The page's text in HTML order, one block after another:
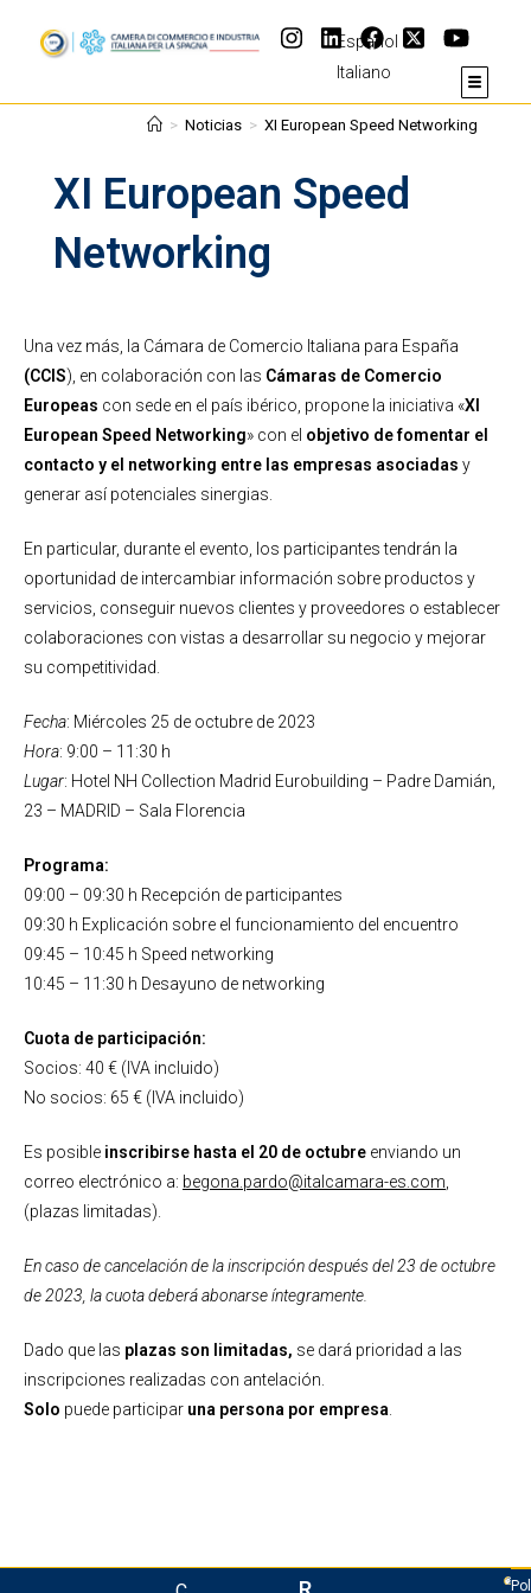
Español
Italiano
XI European Speed
Networking
> Noticias > XI European Speed Networking
Una vez más, la Cámara de Comercio Italiana para España
(CCIS), en colaboración con las Cámaras de Comercio
Europeas con sede en el país ibérico, propone la iniciativa «XI
European Speed Networking» con el objetivo de fomentar el
contacto y el networking entre las empresas asociadas y
generar así potenciales sinergias.
En particular, durante el evento, los participantes tendrán la
oportunidad de intercambiar información sobre productos y
servicios, conseguir nuevos clientes y proveedores o establecer
colaboraciones con vistas a desarrollar su negocio y mejorar
su competitividad.
Fecha: Miércoles 25 de octubre de 2023
Hora: 9:00 – 11:30 h
Lugar: Hotel NH Collection Madrid Eurobuilding – Padre Damián,
23 – MADRID – Sala Florencia
Programa:
09:00 – 09:30 h Recepción de participantes
09:30 h Explicación sobre el funcionamiento del encuentro
09:45 – 10:45 h Speed networking
10:45 – 11:30 h Desayuno de networking
Cuota de participación:
Socios: 40 € (IVA incluido)
No socios: 65 € (IVA incluido)
Es posible inscribirse hasta el 20 de octubre enviando un
correo electrónico a: begona.pardo@italcamara-es.com
(plazas limitadas).
En caso de cancelación de la inscripción después del 23 de octubre
de 2023, la cuota deberá abonarse íntegramente.
Dado que las plazas son limitadas, se dará prioridad a las
inscripciones realizadas con antelación.
Solo puede participar una persona por empresa
Pol